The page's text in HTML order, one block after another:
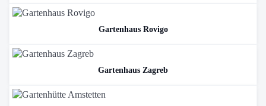
Gartenhaus Rovigo
Gartenhaus Zagreb